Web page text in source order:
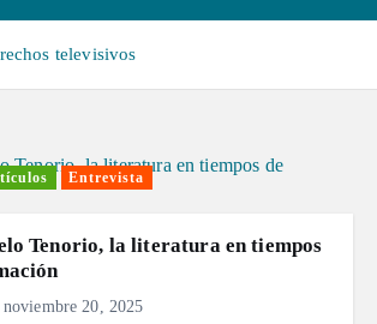
televisivos
Entrevista
Tenorio, la literatura en tiempos
noviembre 20, 2025